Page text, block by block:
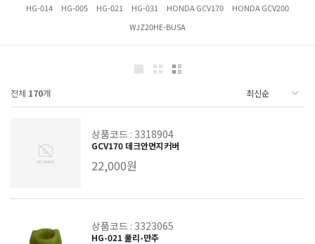
HG-014
HG-005 HG-021 HG-031 HONDA GCV170
HONDA GCV200
WJZ20HE-BUSA
전체 170개
상품코드 : 3318904
GCV170 데크안먼지커버
22,000원
상품코드 : 3323065
HG-021 풀리-만주